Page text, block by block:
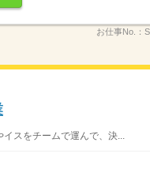
お仕事No.：
スをチームで運んで、決...